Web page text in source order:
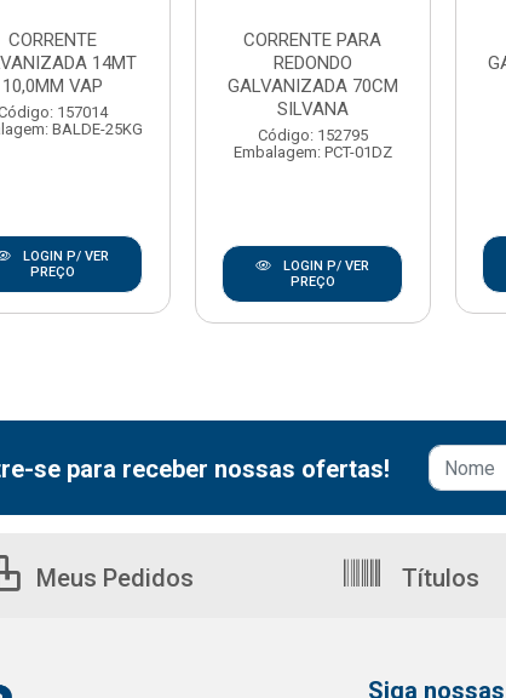
CORRENTE
14MT
10,0MM VAP
157014
BALDE-25KG
LOGIN P/ VER
PREÇO
CORRENTE PARA
REDONDO
GALVANIZADA 70CM
SILVANA
Código: 152795
Embalagem: PCT-01DZ
LOGIN P/ VER
PREÇO
se para receber nossas ofertas!
Meus Pedidos Títulos
Siga